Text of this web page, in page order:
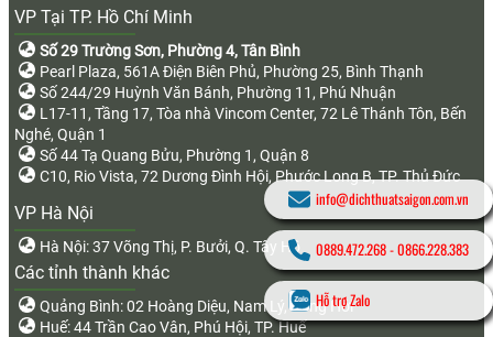
VP Tại TP. Hồ Chí Minh
Số 29 Trường Sơn, Phường 4, Tân Bình
Pearl Plaza, 561A Điện Biên Phủ, Phường 25, Bình Thạnh
Số 244/29 Huỳnh Văn Bánh, Phường 11, Phú Nhuận
L17-11, Tầng 17, Tòa nhà Vincom Center, 72 Lê Thánh Tôn, Bến
Nghé, Quận 1
Số 44 Tạ Quang Bửu, Phường 1, Quận 8
C10, Rio Vista, 72 Dương Đình Hội, Phước Long B, TP. Thủ Đức
VP Hà Nội
Hà Nội: 37 Võng Thị, P. Bưởi, Q. Tây Hồ
Các tỉnh thành khác
Quảng Bình: 02 Hoàng Diệu, Nam Lý, Đồng Hới
Huế: 44 Trần Cao Vân, Phú Hội, TP. Huế
info@dichthuatsaigon.com.vn
0889.472.268-0866.228.383
Hỗ trợ Zalo